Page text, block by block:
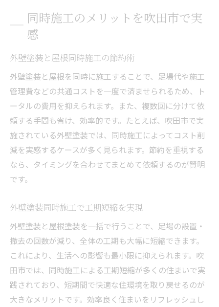
同時施工のメリットを吹田市で実
感
外壁塗装と屋根同時施工の節約術
外壁塗装と屋根を同時に施工することで、足場代や施工
管理費などの共通コストを一度で済ませられるため、ト
ータルの費用を抑えられます。また、複数回に分けて依
頼する手間も省け、効率的です。たとえば、吹田市で実
施されている外壁塗装では、同時施工によってコスト削
減を実感するケースが多く見られます。節約を重視する
なら、タイミングを合わせてまとめて依頼するのが賢明
です。
外壁塗装同時施工で工期短縮を実現
外壁塗装と屋根塗装を一括で行うことで、足場の設置・
撤去の回数が減り、全体の工期も大幅に短縮できます。
これにより、生活への影響も最小限に抑えられます。吹
田市では、同時施工による工期短縮が多くの住まいで実
践されており、短期間で快適な住環境を取り戻せるのが
大きなメリットです。効率良く住まいをリフレッシュし